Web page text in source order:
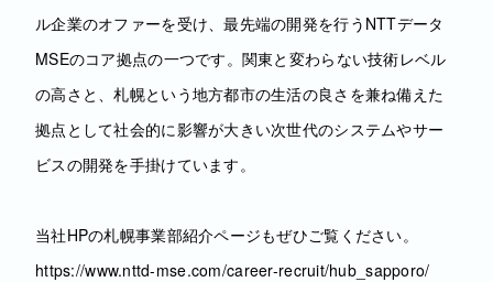
ル企業のオファーを受け、最先端の開発を行うNTTデータ
MSEのコア拠点の一つです。関東と変わらない技術レベル
の高さと、札幌という地方都市の生活の良さを兼ね備えた
拠点として社会的に影響が大きい次世代のシステムやサー
ビスの開発を手掛けています。
当社HPの札幌事業部紹介ページもぜひご覧ください。
https://www.nttd-mse.com/career-recruit/hub_sapporo/